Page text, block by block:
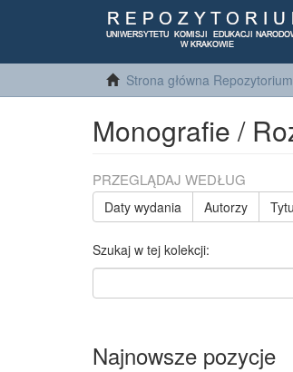
Strona główna
Monografie /
PRZEGLĄDAJ WEDŁUG
Daty wydania Autorzy
Szukaj w tej kolekcji:
Najnowsze pozycje